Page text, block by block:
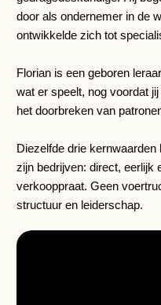
door als ondernemer in de
ontwikkelde zich tot
Florian is een geboren
wat er speelt, nog voordat
het doorbreken van
Diezelfde drie
zijn bedrijven: direct, eerlijk
verkooppraat. Geen
structuur en leiderschap.